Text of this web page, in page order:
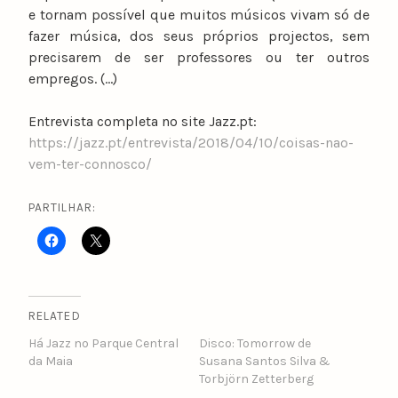
e tornam possível que muitos músicos vivam só de
fazer música, dos seus próprios projectos, sem
precisarem de ser professores ou ter outros
empregos. (…)
Entrevista completa no site Jazz.pt:
https://jazz.pt/entrevista/2018/04/10/coisas-nao-
vem-ter-connosco/
PARTILHAR:
RELATED
Há Jazz no Parque Central
da Maia
Disco: Tomorrow de
Susana Santos Silva &
Torbjörn Zetterberg